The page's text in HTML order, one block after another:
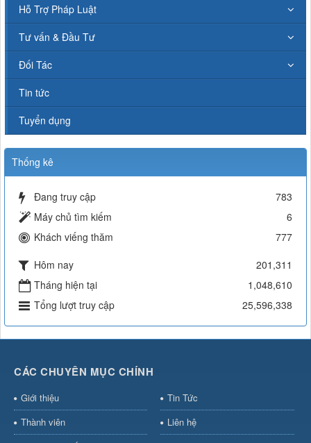
Hỗ Trợ Pháp Luật
Tư vấn & Đầu Tư
Đối Tác
Tin tức
Tuyển dụng
Thống kê
Đang truy cập
783
Máy chủ tìm kiếm
6
Khách viếng thăm
777
Hôm nay
201,311
Tháng hiện tại
1,048,610
Tổng lượt truy cập
25,596,338
CÁC CHUYÊN MỤC CHÍNH
Giới thiệu
Tin Tức
Thành viên
Liên hệ